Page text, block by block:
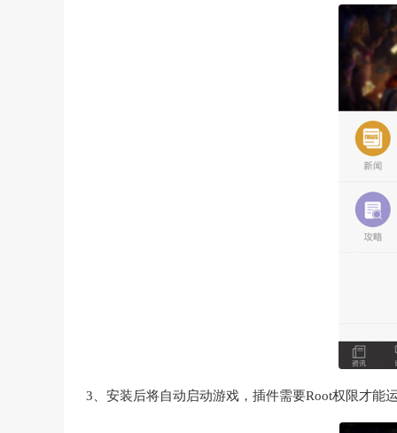
3、安装后将自动启动游戏，插件需要Root权限才能